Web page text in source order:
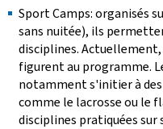
Sport Camps: organisés
sans nuitée), ils
disciplines.
figurent au programme.
notamment s'initier à
comme le lacrosse ou le
disciplines pratiquées sur